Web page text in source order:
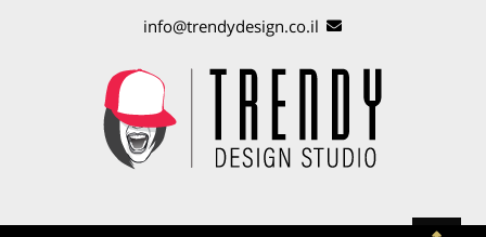
info@trendydesign.co.il